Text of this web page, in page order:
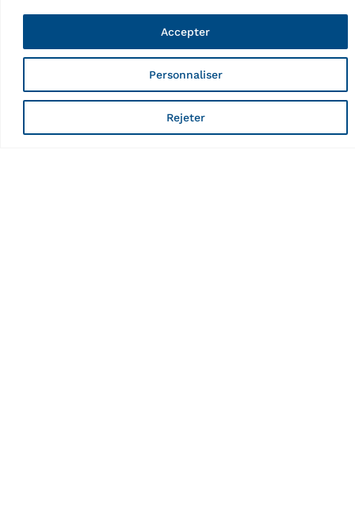
Personnaliser
Rejeter
Accepter
Accessories lifts
Accessories wheel service
Accessories diagnostic
Facebook